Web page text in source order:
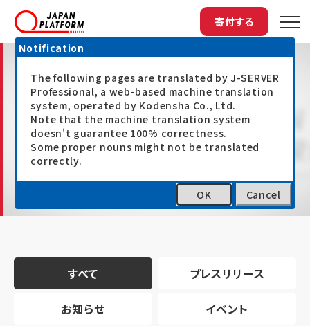
寄付する
最新情報
すべて プレスリリース
お知らせ イベント
Notification
The following pages are translated by J-SERVER
Professional, a web-based machine translation
system, operated by Kodensha Co., Ltd.
Note that the machine translation system
doesn't guarantee 100% correctness.
Some proper nouns might not be translated
correctly.
OK Cancel